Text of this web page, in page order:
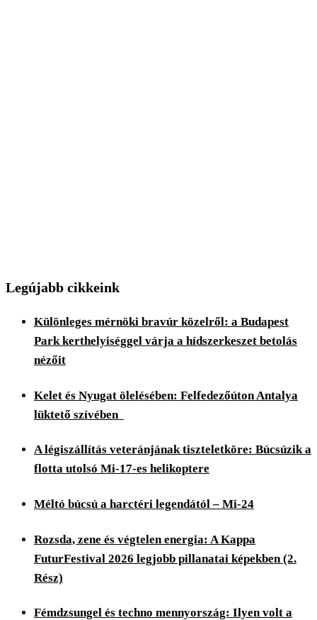
Legújabb cikkeink
Különleges mérnöki bravúr közelről: a Budapest
Park kerthelyiséggel várja a hídszerkeszet betolás
nézőit
Kelet és Nyugat ölelésében: Felfedezőúton Antalya
lüktető szívében
A légiszállítás veteránjának tiszteletköre: Búcsúzik a
flotta utolsó Mi-17-es helikoptere
Méltó búcsú a harctéri legendától – Mi-24
Rozsda, zene és végtelen energia: A Kappa
FuturFestival 2026 legjobb pillanatai képekben (2.
Rész)
Fémdzsungel és techno mennyország: Ilyen volt a